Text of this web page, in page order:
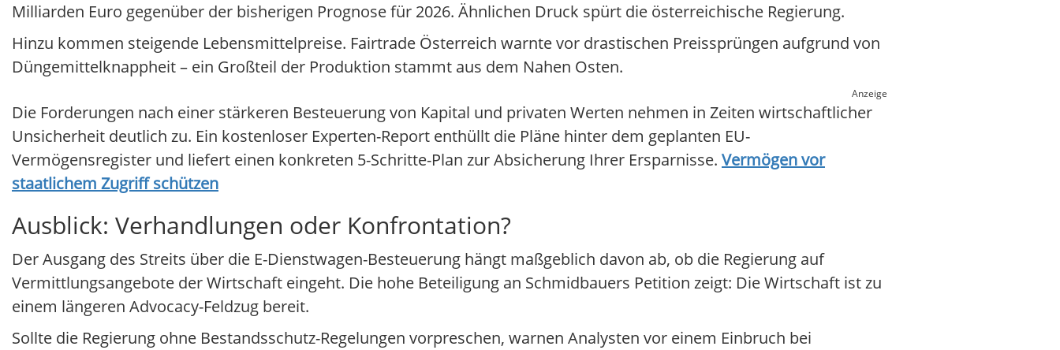
Milliarden Euro gegenüber der bisherigen Prognose für 2026. Ähnlichen Druck spürt die österreichische Regierung.
Hinzu kommen steigende Lebensmittelpreise. Fairtrade Österreich warnte vor drastischen Preissprüngen aufgrund von
Düngemittelknappheit – ein Großteil der Produktion stammt aus dem Nahen Osten.
Anzeige
Die Forderungen nach einer stärkeren Besteuerung von Kapital und privaten Werten nehmen in Zeiten wirtschaftlicher
Unsicherheit deutlich zu. Ein kostenloser Experten-Report enthüllt die Pläne hinter dem geplanten EU-
Vermögensregister und liefert einen konkreten 5-Schritte-Plan zur Absicherung Ihrer Ersparnisse. Vermögen vor
staatlichem Zugriff schützen
Ausblick: Verhandlungen oder Konfrontation?
Der Ausgang des Streits über die E-Dienstwagen-Besteuerung hängt maßgeblich davon ab, ob die Regierung auf
Vermittlungsangebote der Wirtschaft eingeht. Die hohe Beteiligung an Schmidbauers Petition zeigt: Die Wirtschaft ist zu
einem längeren Advocacy-Feldzug bereit.
Sollte die Regierung ohne Bestandsschutz-Regelungen vorpreschen, warnen Analysten vor einem Einbruch bei